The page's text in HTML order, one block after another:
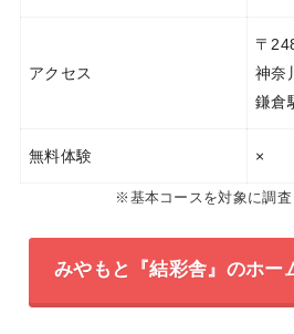
アクセス
〒
神奈
鎌倉
無料体験 ×
※基本コースを対象に調査
みやもと『結彩舎』のホー